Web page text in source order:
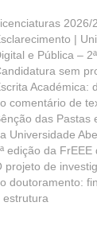
2026/
|
e Pública –
sem
Académica:
comentário de
das Pastas
Universidade
edição da FrEEE
projeto de
doutoramento:
estrutura